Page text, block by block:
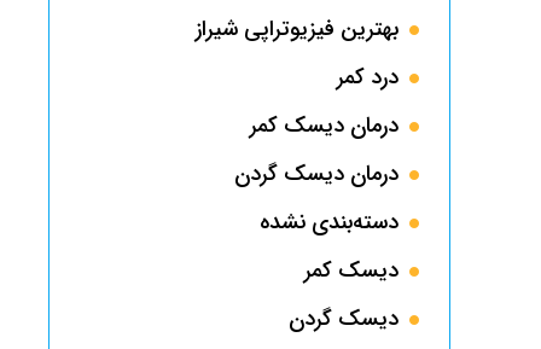
بهترین فیزیوتراپی شیراز
درد کمر
درمان دیسک کمر
درمان دیسک گردن
دسته‌بندی نشده
دیسک کمر
دیسک گردن